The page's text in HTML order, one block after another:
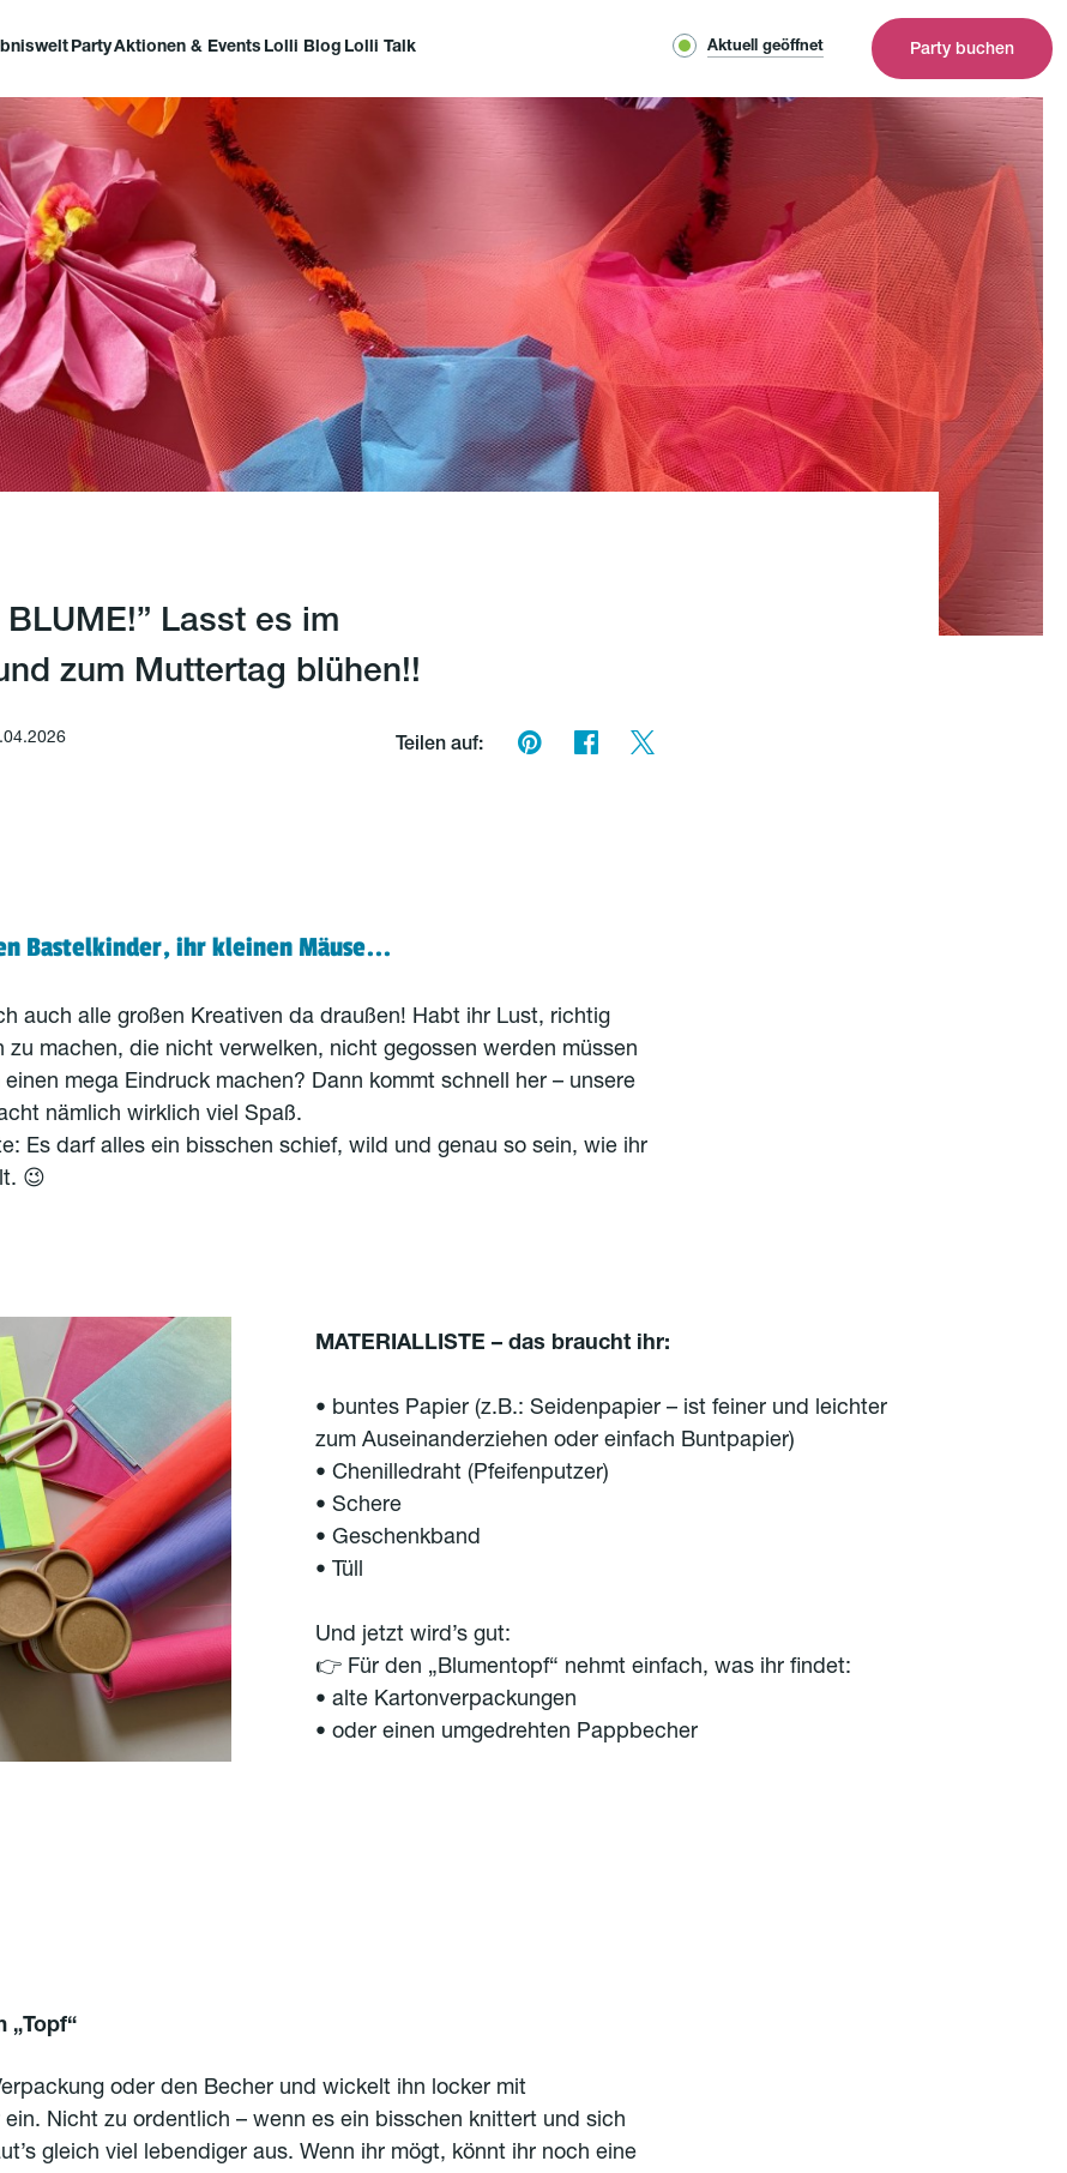
PartyAktionen & Events Lolli Blog Lolli Talk Aktuell geöffnet Party buchen
Lasst es im
zum Muttertag blühen!!
Teilen auf:
Bastelkinder, ihr kleinen Mäuse...
auch alle großen Kreativen da draußen! Habt ihr Lust, richtig
zu machen, die nicht verwelken, nicht gegossen werden müssen
mega Eindruck machen? Dann kommt schnell her – unsere
nämlich wirklich viel Spaß.
Es darf alles ein bisschen schief, wild und genau so sein, wie ihr
😉
MATERIALLISTE – das braucht ihr:
• buntes Papier (z.B.: Seidenpapier – ist feiner und leichter
zum Auseinanderziehen oder einfach Buntpapier)
• Chenilledraht (Pfeifenputzer)
• Schere
• Geschenkband
• Tüll
Und jetzt wird’s gut:
👉 Für den „Blumentopf“ nehmt einfach, was ihr findet:
• alte Kartonverpackungen
• oder einen umgedrehten Pappbecher
„Topf“
oder den Becher und wickelt ihn locker mit
Nicht zu ordentlich – wenn es ein bisschen knittert und sich
gleich viel lebendiger aus. Wenn ihr mögt, könnt ihr noch eine